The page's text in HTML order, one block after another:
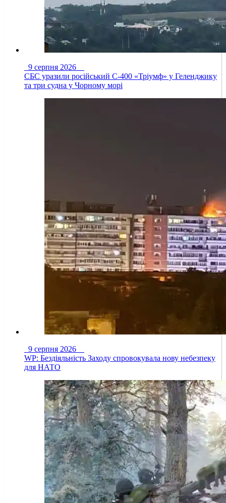
9 серпня 2026
СБС уразили російський С-400 «Тріумф» у Геленджику
та три судна у Чорному морі
9 серпня 2026
WP: Бездіяльність Заходу спровокувала нову небезпеку
для НАТО